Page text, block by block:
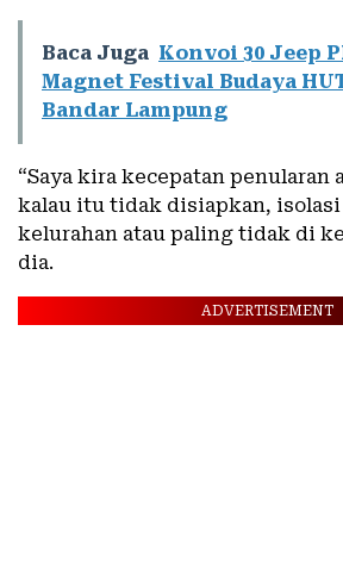
Baca Juga Konvoi 30 Jeep
Magnet Festival Budaya
Bandar Lampung
“Saya kira kecepatan penularan
kalau itu tidak disiapkan,
kelurahan atau paling tidak di
dia.
ADVERTISEMENT